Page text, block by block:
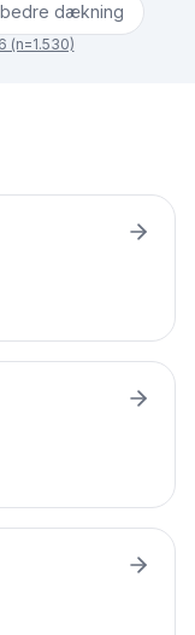
dækning
(n=1.530)